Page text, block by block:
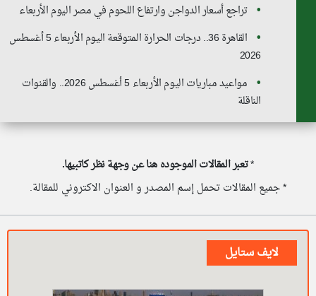
تراجع أسعار الدواجن وارتفاع اللحوم في مصر اليوم الأربعاء
القاهرة 36.. درجات الحرارة المتوقعة اليوم الأربعاء 5 أغسطس
2026
مواعيد مباريات اليوم الأربعاء 5 أغسطس 2026.. والقنوات
الناقلة
*تعبر المقالات الموجوده هنا عن وجهة نظر كاتبيها.
* جميع المقالات تحمل إسم المصدر و العنوان الاكتروني للمقالة.
لايف ستايل